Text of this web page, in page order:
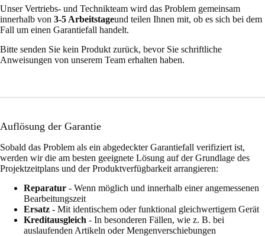
Unser Vertriebs- und Technikteam wird das Problem gemeinsam
innerhalb von 3-5 Arbeitstageund teilen Ihnen mit, ob es sich bei dem
Fall um einen Garantiefall handelt.
Bitte senden Sie kein Produkt zurück, bevor Sie schriftliche
Anweisungen von unserem Team erhalten haben.
Auflösung der Garantie
Sobald das Problem als ein abgedeckter Garantiefall verifiziert ist,
werden wir die am besten geeignete Lösung auf der Grundlage des
Projektzeitplans und der Produktverfügbarkeit arrangieren:
Reparatur - Wenn möglich und innerhalb einer angemessenen
Bearbeitungszeit
Ersatz - Mit identischem oder funktional gleichwertigem Gerät
Kreditausgleich - In besonderen Fällen, wie z. B. bei
auslaufenden Artikeln oder Mengenverschiebungen